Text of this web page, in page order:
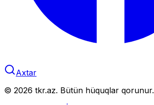
Axtar
© 2026 tkr.az. Bütün hüquqlar qorunur.